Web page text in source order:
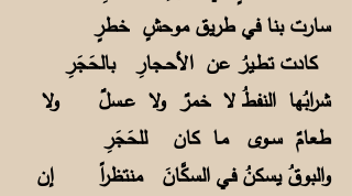
سارت بنا في طريق موحشٍ خطرٍ
كادت تطـيرُ عن الأحـجارِ بالحَجَرِ
شرابُها النفطُ لا خمرٌ ولا عــسلٌولا
طعامٌ ســوى مـا كان للحَجَرِ
والبوقُ يسكنُ فـي السكَّانَ منتظراًإن